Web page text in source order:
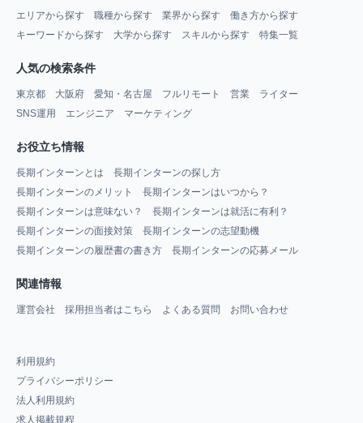
エリアから探す 職種から探す 業界から探す
働き方から探す
キーワードから探す
大学から探す スキルから探す 特集一覧
人気の検索条件
東京都 大阪府 愛知・名古屋 フルリモート 営業
ライター
SNS運用
エンジニア マーケティング
お役立ち情報
長期インターンとは
長期インターンの探し方
長期インターンのメリット
長期インターンはいつから？
長期インターンは意味ない？
長期インターンは就活に有利？
長期インターンの面接対策
長期インターンの志望動機
長期インターンの履歴書の書き方
長期インターンの応募メール
関連情報
運営会社 採用担当者はこちら よくある質問 お問い合わせ
利用規約
プライバシーポリシー
法人利用規約
求人掲載規程